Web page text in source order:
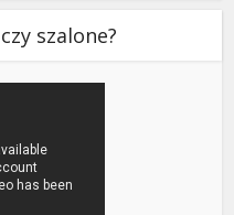
szalone?